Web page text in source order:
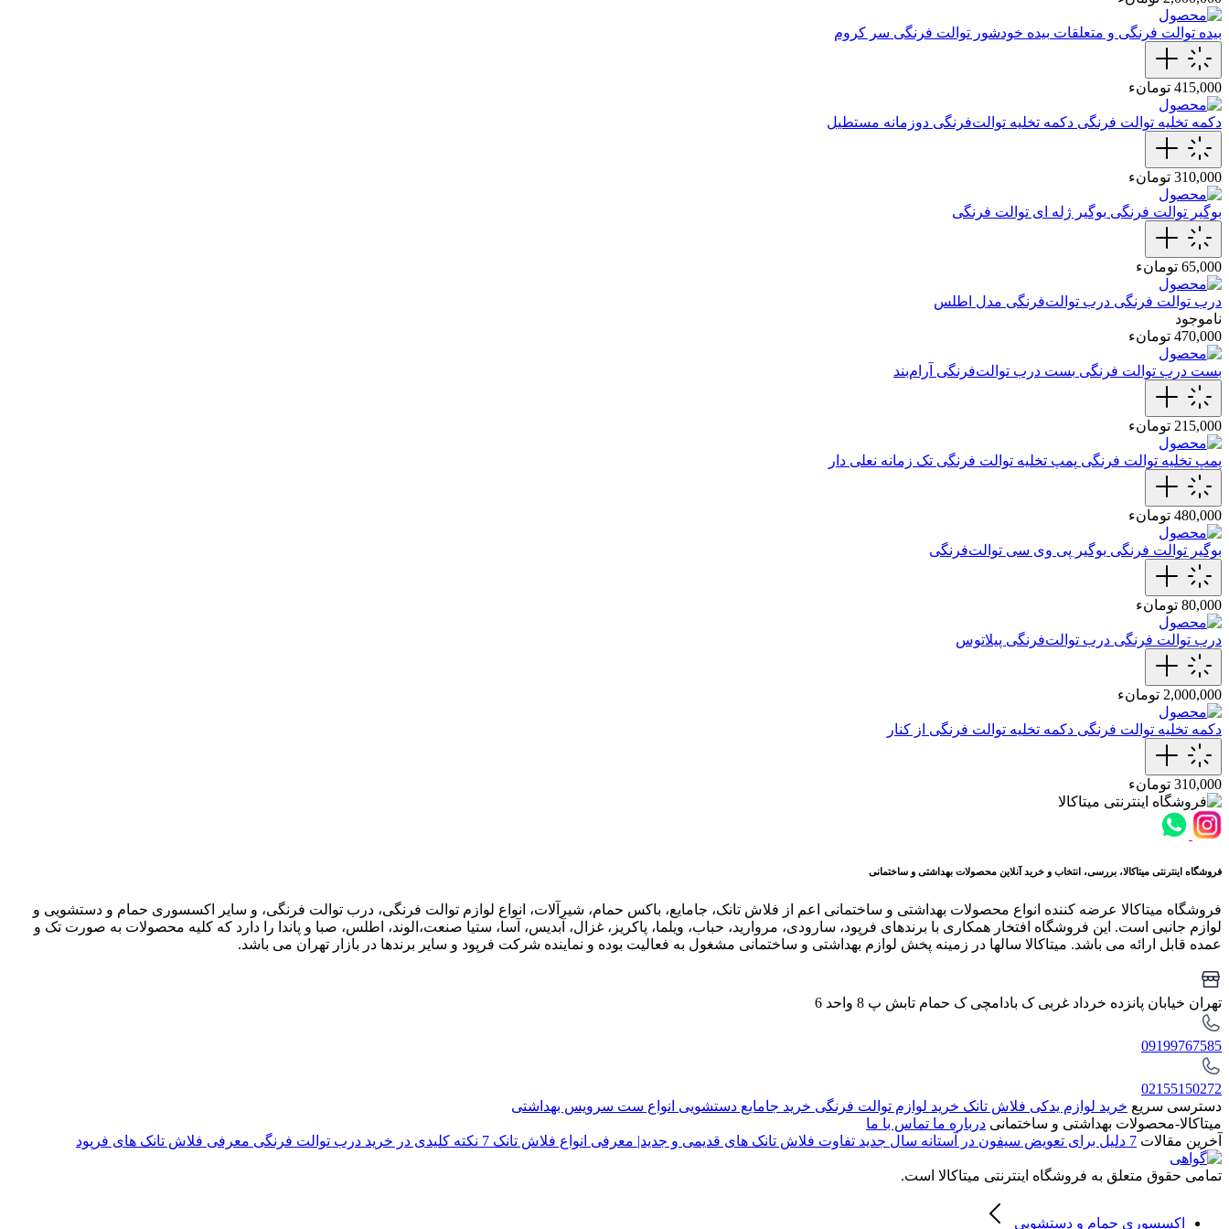
بیده توالت فرنگی و متعلقات بیده خودشور‌ توالت‌ فرنگی سر کروم
415,000 تومانء
دکمه تخلیه توالت فرنگی دکمه تخلیه توالت‌فرنگی دوزمانه مستطیل
310,000 تومانء
بوگیر توالت فرنگی بوگیر ژله ای توالت فرنگی
65,000 تومانء
درب توالت فرنگی درب توالت‌فرنگی‌ مدل اطلس
ناموجود
470,000 تومانء
بست درب توالت فرنگی بست درب توالت‌فرنگی آرام‌بند
215,000 تومانء
پمپ تخلیه توالت فرنگی پمپ تخلیه توالت فرنگی تک زمانه نعلی دار
480,000 تومانء
بوگیر توالت فرنگی بوگیر پی وی سی توالت‌فرنگی
80,000 تومانء
درب توالت فرنگی درب توالت‌فرنگی‌ پیلاتوس
2,000,000 تومانء
دکمه تخلیه توالت فرنگی دکمه تخلیه توالت فرنگی از کنار
310,000 تومانء
فروشگاه اینترنتی میتاکالا، بررسی، انتخاب و خرید آنلاین محصولات بهداشتی و ساختمانی
فروشگاه میتاکالا عرضه کننده انواع محصولات بهداشتی و ساختمانی اعم از فلاش تانک، جامایع، باکس حمام، شیرآلات، انواع لوازم توالت فرنگی، درب توالت فرنگی، و سایر اکسسوری حمام و دستشویی و
لوازم جانبی است. این فروشگاه افتخار همکاری با برندهای فرپود، سارودی، مروارید، حباب، ویلما، پاکریز، غزال، آبدیس، آسا، ستیا صنعت،الوند، اطلس، صبا و پاندا را دارد که کلیه محصولات به صورت تک و
عمده قابل ارائه می باشد. میتاکالا سالها در زمینه پخش لوازم بهداشتی و ساختمانی مشغول به فعالیت بوده و نماینده شرکت فرپود و سایر برندها در بازار تهران می باشد.
تهران خیابان پانزده خرداد غربی ک بادامچی ک حمام تابش پ 8 واحد 6
09199767585
02155150272
دسترسی سریع خرید لوازم یدکی فلاش تانک خرید لوازم توالت فرنگی خرید جامایع دستشویی انواع ست سرویس بهداشتی
میتاکالا-محصولات بهداشتی و ساختمانی درباره ما تماس با ما
آخرین مقالات 7 دلیل برای تعویض سیفون در آستانه سال جدید تفاوت فلاش تانک های قدیمی و جدید| معرفی انواع فلاش تانک 7 نکته کلیدی در خرید درب توالت فرنگی معرفی فلاش تانک های فرپود
تمامی حقوق متعلق به فروشگاه اینترنتی میتاکالا است.
اکسسوری حمام و دستشویی